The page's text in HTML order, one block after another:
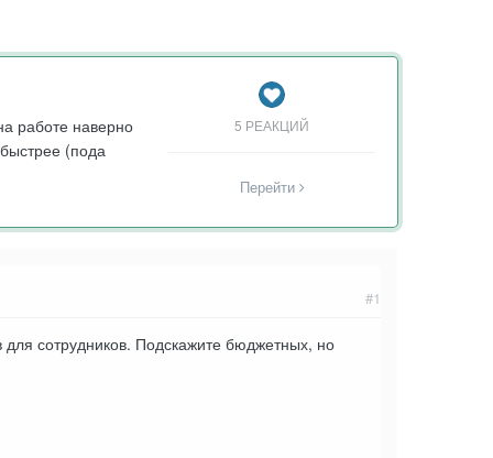
работе наверно
(пода
5 РЕАКЦИЙ
Перейти
#1
сотрудников. Подскажите бюджетных, но